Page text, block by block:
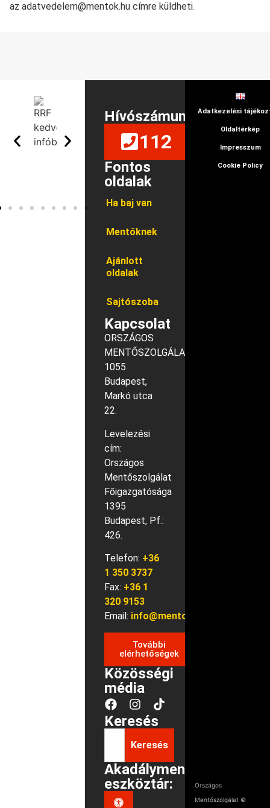
az adatvedelem@mentok.hu címre küldheti.
Hívószámunk
112
Fontos
oldalak
Ha baj van
Mentőknek
Ajánlott
oldalak
Sajtószoba
Kapcsolat
ORSZÁGOS
MENTŐSZOLGÁLAT
1055
Budapest,
Markó utca
22.
Levelezési
cím:
Országos
Mentőszolgálat
Főigazgatósága
1395
Budapest, Pf.:
426.
Telefon: +36
1 350 3737
Fax: +36 1
320 9153
Email: info@mentok.hu
További
elérhetőségek
Közösségi
média
Keresés
Keresés
Akadálymentes
eszköztár:
Adatkezelési
Oldaltérkép
Impresszum
Cookie Policy
Országos
Mentőszolgálat ©